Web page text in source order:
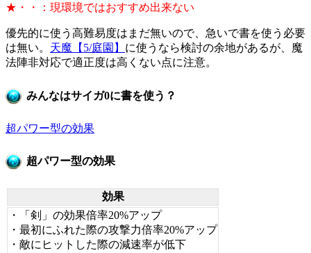
★・・：現環境ではおすすめ出来ない
優先的に使う高難易度はまだ無いので、急いで書を使う必要
は無い。 天魔【5/庭園】 に使うなら検討の余地があるが、魔
法陣非対応で適正度は高くない点に注意。
みんなはサイガ0に書を使う？
超パワー型の効果
超パワー型の効果
効果
・「剣」の効果倍率20%アップ
・最初にふれた際の攻撃力倍率20%アップ
・敵にヒットした際の減速率が低下